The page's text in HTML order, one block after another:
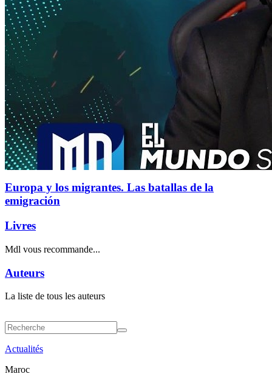
Europa y los migrantes. Las batallas de la
emigración
Livres
Mdl vous recommande...
Auteurs
La liste de tous les auteurs
Actualités
Maroc